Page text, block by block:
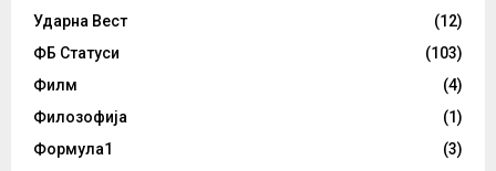
Ударна Вест
(12)
ФБ Статуси
(103)
Филм
(4)
Филозофија
(1)
Формула1
(3)